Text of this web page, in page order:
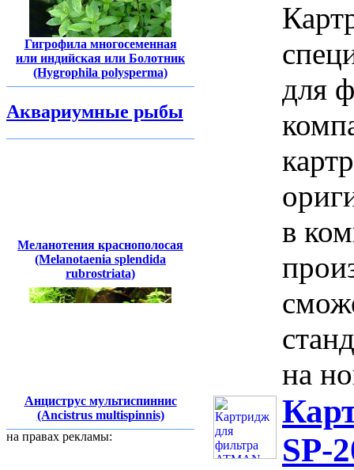
Гигрофила многосеменная
или индийская или Болотник
(Hygrophila polysperma)
Аквариумные рыбы
Меланотения краснополосая
(Melanotaenia splendida
rubrostriata)
Анциструс мультиспиннис
(Ancistrus multispinnis)
на правах рекламы:
для
в
на
SP-